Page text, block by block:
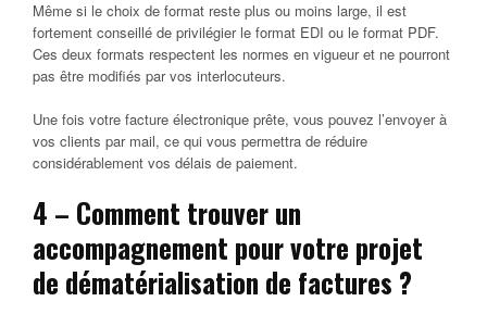
Même si le choix de format reste plus ou moins large, il est
fortement conseillé de privilégier le format EDI ou le format PDF.
Ces deux formats respectent les normes en vigueur et ne pourront
pas être modifiés par vos interlocuteurs.
Une fois votre facture électronique prête, vous pouvez l’envoyer à
vos clients par mail, ce qui vous permettra de réduire
considérablement vos délais de paiement.
4 – Comment trouver un
accompagnement pour votre projet
de dématérialisation de factures ?